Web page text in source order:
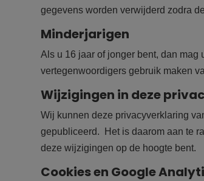
gegevens worden verwijderd zodra
Minderjarigen
Als u 16 jaar of jonger bent, dan
vertegenwoordigers gebruik maken
Wijzigingen in deze
Wij kunnen deze privacyverklaring
gepubliceerd. Het is daarom aan te
deze wijzigingen op de hoogte bent.
Cookies en Google